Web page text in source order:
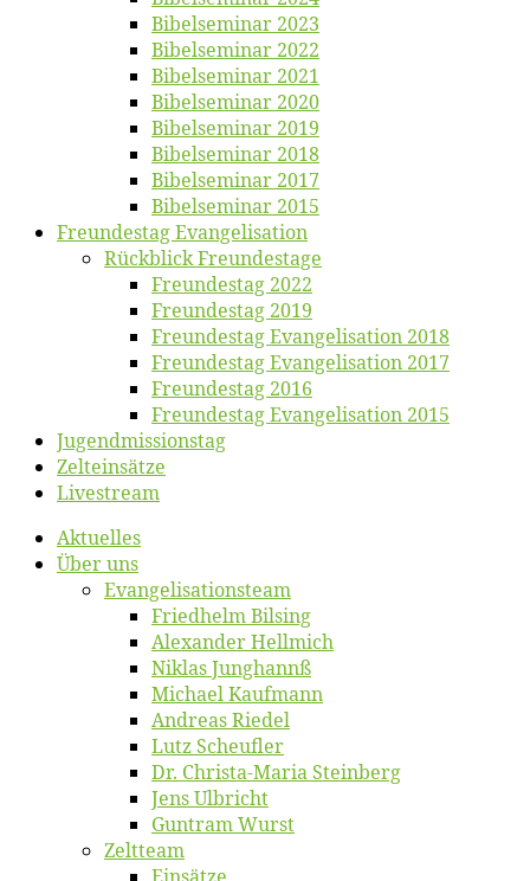
Bi­bel­se­mi­nar 2023
Bi­bel­se­mi­nar 2022
Bi­bel­se­mi­nar 2021
Bi­bel­se­mi­nar 2020
Bi­bel­se­mi­nar 2019
Bi­bel­se­mi­nar 2018
Bibelsemi­nar 2017
Bibelsemi­nar 2015
Freun­des­tag Evangelisation
Rück­blick Freundestage
Freun­des­tag 2022
Freun­des­tag 2019
Freun­des­tag Evan­ge­li­sa­ti­on 2018
Freun­des­tag Evan­ge­li­sa­ti­on 2017
Freun­des­tag 2016
Freun­des­tag Evan­ge­li­sa­ti­on 2015
Jugend­mis­sions­tag
Zelt­ein­sät­ze
Live­stream
Ak­tu­el­les
Über uns
Evangelisa­tions­team
Fried­helm Bilsing
Alex­an­der Hellmich
Ni­klas Junghannß
Mi­cha­el Kaufmann
An­dre­as Riedel
Lutz Scheuf­ler
Dr. Chris­­ta-Ma­ria Steinberg
Jens Ulb­richt
Gun­tram Wurst
Zelt­team